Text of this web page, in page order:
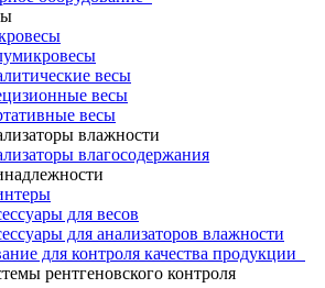
весы
весы
весы
влажности
влагосодержания
для весов
для анализаторов влажности
для контроля качества продукции
рентгеновского контроля